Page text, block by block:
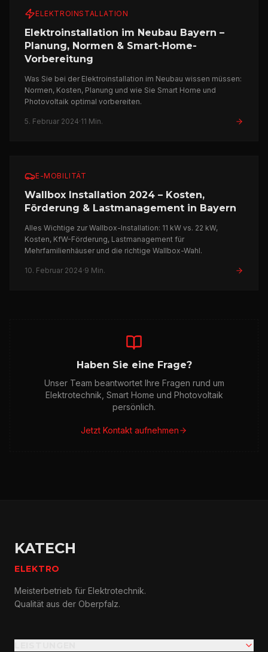
ELEKTROINSTALLATION
Elektroinstallation im Neubau Bayern –
Planung, Normen & Smart-Home-
Vorbereitung
Was Sie bei der Elektroinstallation im Neubau wissen müssen:
Normen, Kosten, Planung und wie Sie Smart Home und
Photovoltaik optimal vorbereiten.
5. Februar 2024·11 Min.
E-MOBILITÄT
Wallbox Installation 2024 – Kosten,
Förderung & Lastmanagement in Bayern
Alles Wichtige zur Wallbox-Installation: 11 kW vs. 22 kW,
Kosten, KfW-Förderung, Lastmanagement für
Mehrfamilienhäuser und die richtige Wallbox-Wahl.
10. Februar 2024·9 Min.
Haben Sie eine Frage?
Unser Team beantwortet Ihre Fragen rund um
Elektrotechnik, Smart Home und Photovoltaik
persönlich.
Jetzt Kontakt aufnehmen
KATECH
ELEKTRO
Meisterbetrieb für Elektrotechnik.
Qualität aus der Oberpfalz.